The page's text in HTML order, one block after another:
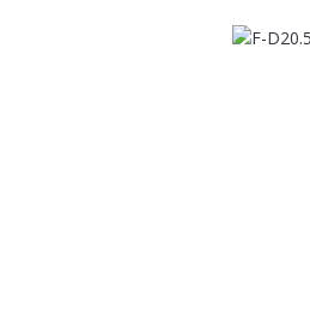
Afbeeldingengalerij overslaan